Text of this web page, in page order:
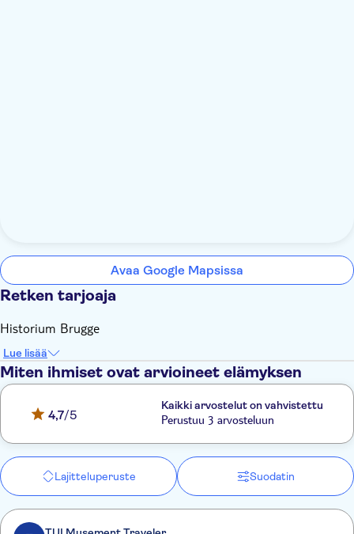
Avaa Google Mapsissa
Retken tarjoaja
Historium Brugge
Lue lisää
Miten ihmiset ovat arvioineet elämyksen
4,7/5
Kaikki arvostelut on vahvistettu
Perustuu 3 arvosteluun
Lajitteluperuste Suodatin